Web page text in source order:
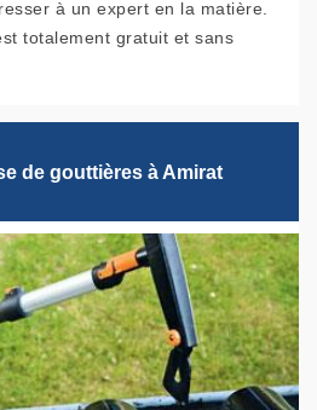
à un expert en la matière.
totalement gratuit et sans
de gouttières à Amirat